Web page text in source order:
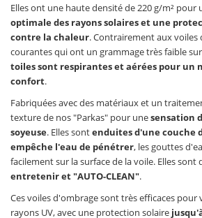
Elles ont une haute densité de 220 g/m² pour
optimale des rayons solaires et une
contre la chaleur. Contrairement aux voiles
courantes qui ont un grammage très faible
toiles sont respirantes et aérées pour un
confort.
Fabriquées avec des matériaux et un
texture de nos "Parkas" pour unesensation
soyeuse. Elles sontenduites d'une couche
empêche l'eau de pénétrer, les gouttes
facilement sur la surface de la voile. Elles sont
entretenir et "AUTO-CLEAN".
Ces voiles d'ombrage sont très efficaces pour
rayons UV, avec une protection solaire